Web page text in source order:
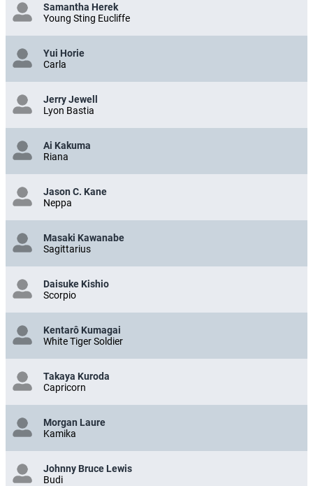
Samantha Herek
Young Sting Eucliffe
Yui Horie
Carla
Jerry Jewell
Lyon Bastia
Ai Kakuma
Riana
Jason C. Kane
Neppa
Masaki Kawanabe
Sagittarius
Daisuke Kishio
Scorpio
Kentarô Kumagai
White Tiger Soldier
Takaya Kuroda
Capricorn
Morgan Laure
Kamika
Johnny Bruce Lewis
Budi